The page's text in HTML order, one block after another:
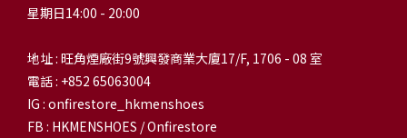
星期日14:00 - 20:00
地址 : 旺角煙廠街9號興發商業大廈17/F, 1706 - 08 室
電話 : +852 65063004
IG : onfirestore_hkmenshoes
FB : HKMENSHOES / Onfirestore